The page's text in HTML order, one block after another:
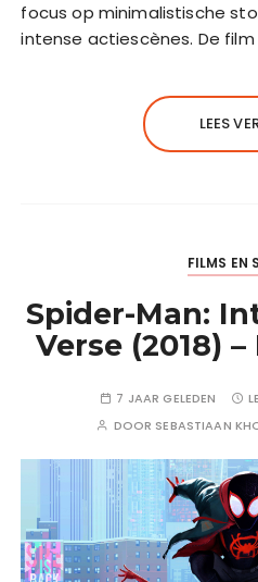
focus op minimalistische
intense actiescènes. De
LEES
FILMS EN
Spider-Man:
Verse (2018)
7 JAAR GELEDEN
DOOR SEBASTIAAN